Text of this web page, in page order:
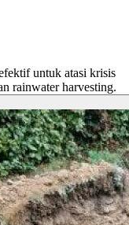
untuk atasi krisis
rainwater harvesting.